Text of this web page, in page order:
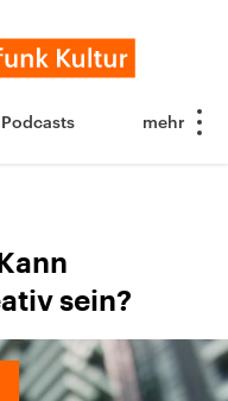
Podcasts
sein?